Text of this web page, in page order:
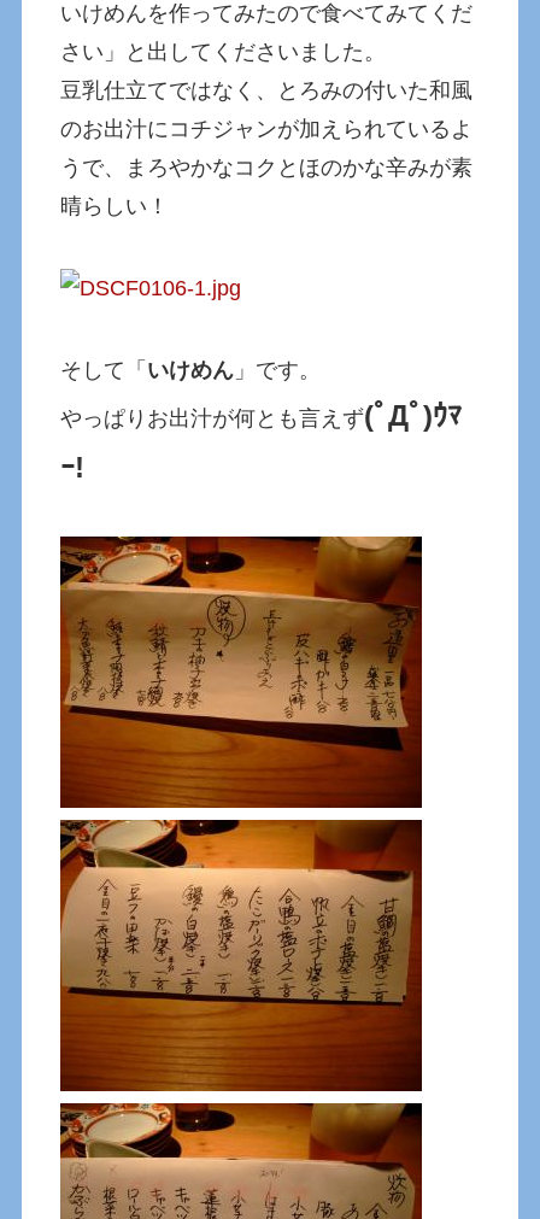
いけめんを作ってみたので食べてみてくだ
さい」と出してくださいました。
豆乳仕立てではなく、とろみの付いた和風
のお出汁にコチジャンが加えられているよ
うで、まろやかなコクとほのかな辛みが素
晴らしい！
そして「 いけめん 」です。
やっぱりお出汁が何とも言えず(ﾟДﾟ)ｳﾏ
ｰ!